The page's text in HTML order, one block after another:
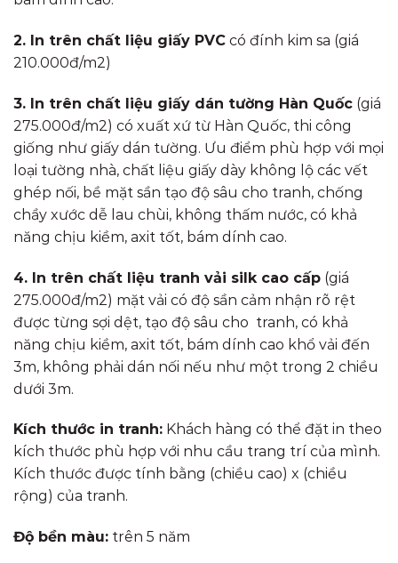
2. In trên chất liệu giấy PVC có đính kim sa (giá
210.000đ/m2)
3. In trên chất liệu giấy dán tường Hàn Quốc (giá
275.000đ/m2) có xuất xứ từ Hàn Quốc, thi công
giống như giấy dán tường. Ưu điểm phù hợp với mọi
loại tường nhà, chất liệu giấy dày không lộ các vết
ghép nối, bề mặt sần tạo độ sâu cho tranh, chống
chầy xước dễ lau chùi, không thấm nước, có khả
năng chịu kiềm, axit tốt, bám dính cao.
4. In trên chất liệu tranh vải silk cao cấp (giá
275.000đ/m2) mặt vải có độ sần cảm nhận rõ rệt
được từng sợi dệt, tạo độ sâu cho tranh, có khả
năng chịu kiềm, axit tốt, bám dính cao khổ vải đến
3m, không phải dán nối nếu như một trong 2 chiều
dưới 3m.
Kích thước in tranh: Khách hàng có thể đặt in theo
kích thước phù hợp với nhu cầu trang trí của mình.
Kích thước được tính bằng (chiều cao) x (chiều
rộng) của tranh.
Độ bền màu: trên 5 năm